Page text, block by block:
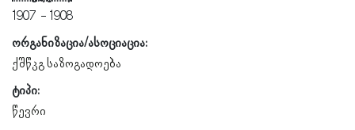
1907
1908
ორგანიზაცია/ასოციაცია:
ქშწკგ საზოგადოება
ტიპი:
წევრი